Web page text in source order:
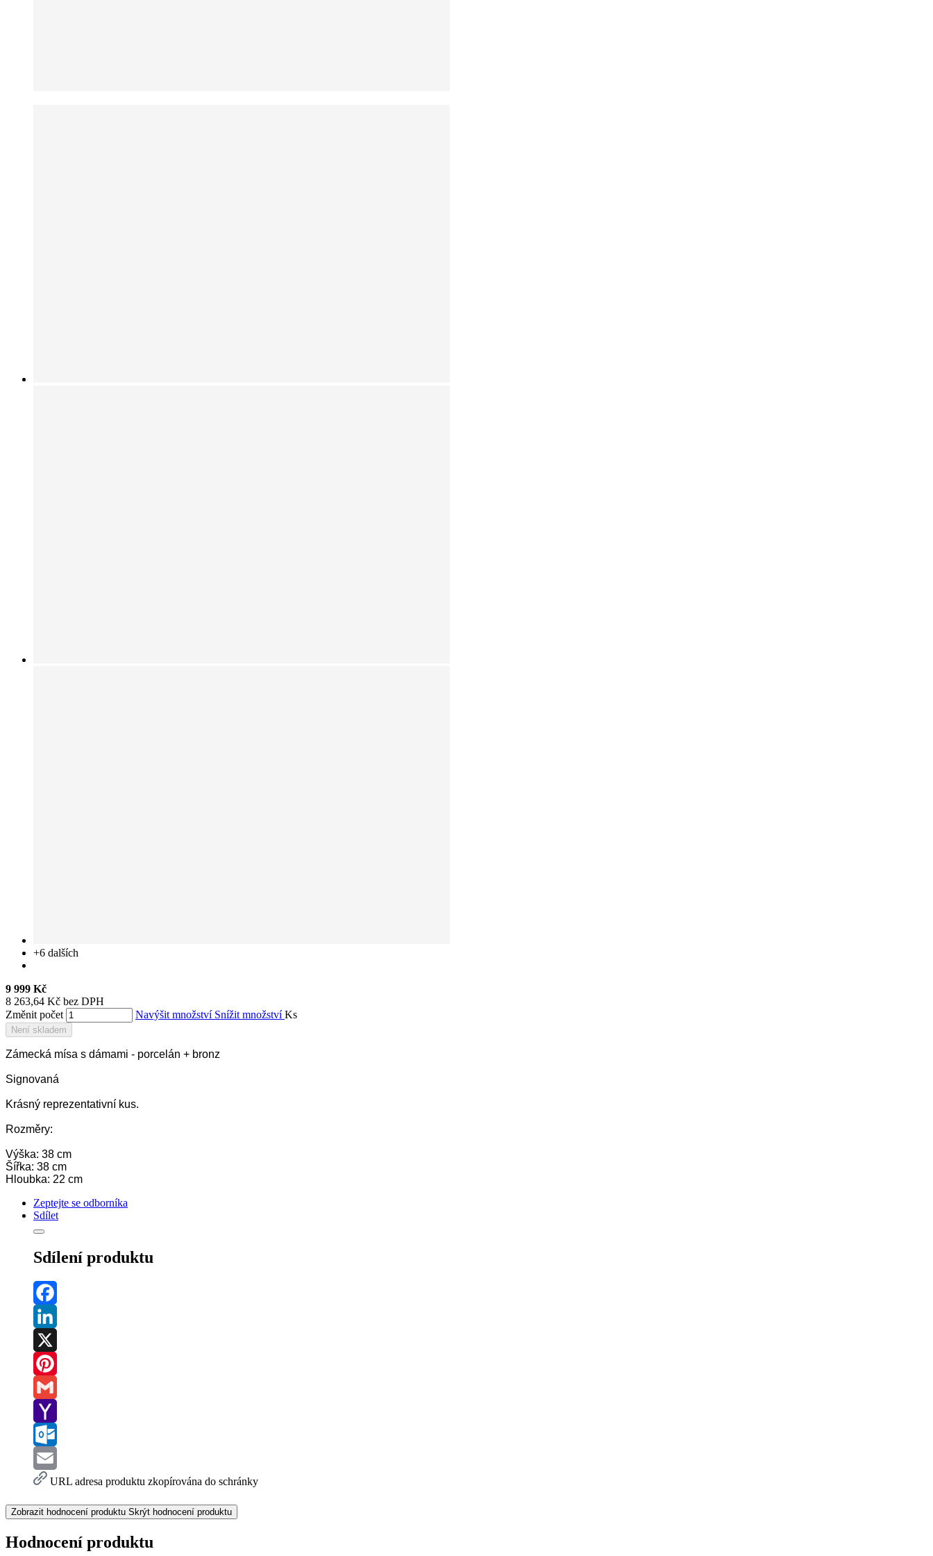
+6 dalších
9 999 Kč
8 263,64 Kč bez DPH
Změnit počet
Navýšit množství Snížit množstvíKs
Není skladem
Zámecká mísa s dámami - porcelán + bronz
Signovaná
Krásný reprezentativní kus.
Rozměry:
Výška: 38 cm
Šířka: 38 cm
Hloubka: 22 cm
Zeptejte se odborníka
Sdílet
Sdílení produktu
Facebook
LinkedIn
X
Pinterest
Gmail
Yahoo
Mail
Outlook.com
EmailURL adresa produktu zkopírována do schránky
Zobrazit hodnocení produktu Skrýt hodnocení produktu
Hodnocení produktu